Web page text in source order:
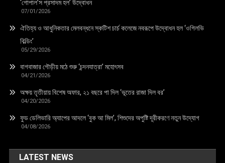
‘গোপাল’স প্রসাদম হল’ উদ্বোধন
07/01/2026
ঐতিহ্য ও আধুনিকতার মেলবন্ধনে স্কটিশ চার্চ কলেজে নবরূপে উদ্বোধন হল ‘ওগিলভি
বিল্ডিং’
05/29/2026
বাগবাজার গৌড়ীয় মঠে শুরু ‘চন্দনযাত্রা’ মহোৎসব
04/21/2026
অক্ষয় তৃতীয়ায় বিশেষ অফার, ২১ বছরে পা দিল ‘ভূতের রাজা দিল বর’
04/20/2026
ফুড ডেলিভারি অ্যাপের আদলে ‘বুক আ মিল’, শিশুদের অপুষ্টি দূরীকরণে নতুন উদ্যোগ
04/08/2026
LATEST NEWS